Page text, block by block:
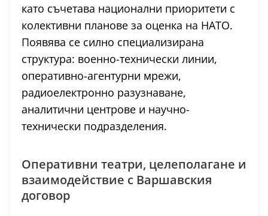
като съчетава национални приоритети с
колективни планове за оценка на НАТО.
Появява се силно специализирана
структура: военно-технически линии,
оперативно-агентурни мрежи,
радиоелектронно разузнаване,
аналитични центрове и научно-
технически подразделения.
Оперативни театри, целеполагане и
взаимодействие с Варшавския
договор